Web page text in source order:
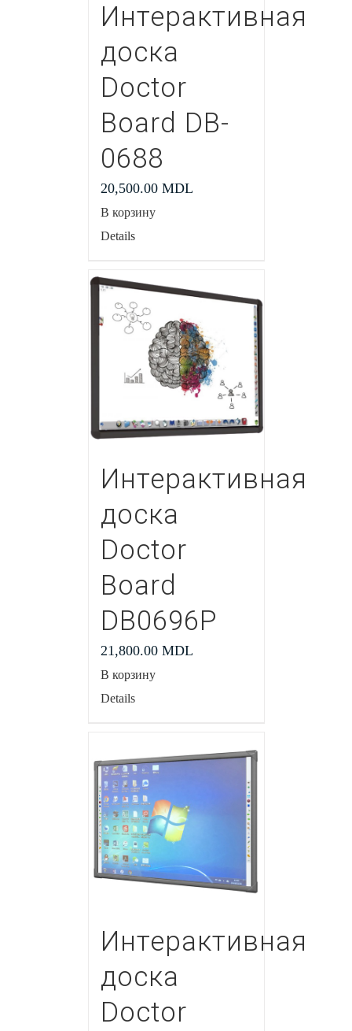
Интерактивная
доска
Doctor
Board DB-
0688
20,500.00 MDL
В корзину
Details
Интерактивная
доска
Doctor
Board
DB0696P
21,800.00 MDL
В корзину
Details
Интерактивная
доска
Doctor